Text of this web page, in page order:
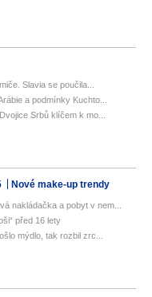
Slavia se poučila...
a podmínky Kuchto...
Srbů klíčem k mo...
Nové make-up trendy
nakládačka a pobyt v nem...
před 16 lety
mýdlo, tak rozbil zrc...